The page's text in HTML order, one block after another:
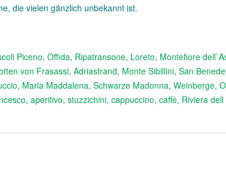
die vielen gänzlich unbekannt ist.
Piceno,Offida, Ripatransone, Loreto, Montefiore
von Frasassi,Adriastrand, Monte Sibillini,San
, Maria Maddalena,Schwarze Madonna,Weinberge,
,aperitivo,stuzzichini,cappuccino,caffè, Riviera